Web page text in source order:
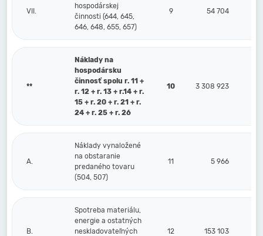
VII.
hospodárskej
činnosti (644, 645,
646, 648, 655, 657)
9 54 704
**
Náklady na
hospodársku
činnosť spolu r. 11 +
r. 12 + r. 13 + r.14 + r.
15 + r. 20 + r. 21 + r.
24 + r. 25 + r. 26
10 3 308 923
A.
Náklady vynaložené
na obstaranie
predaného tovaru
(504, 507)
11 5 966
B.
Spotreba materiálu,
energie a ostatných
neskladovateľných
12 153 103